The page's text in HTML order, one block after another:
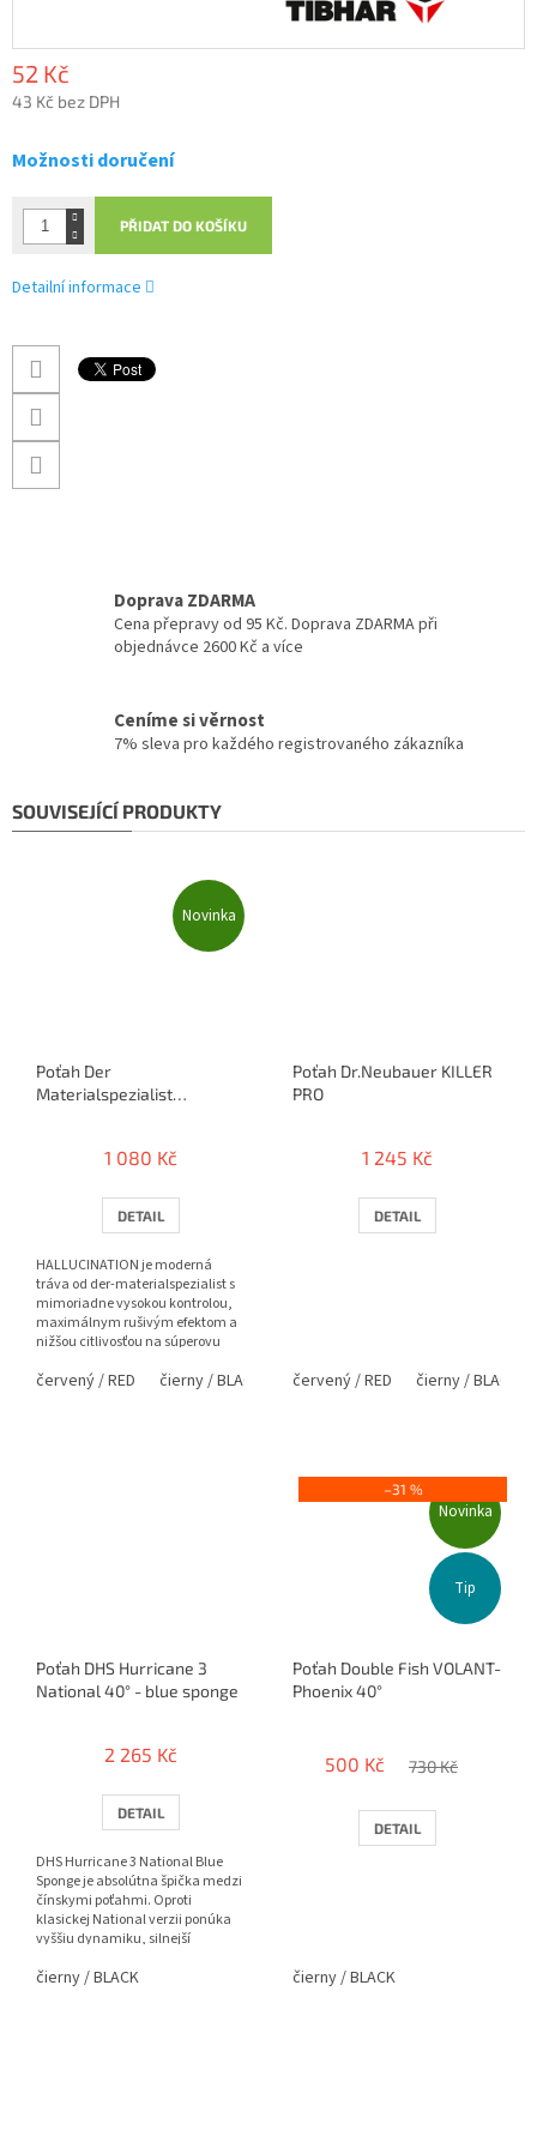
52 Kč
43 Kč bez DPH
cena:
Možnosti doručení
PŘIDAT DO KOŠÍKU
Detailní informace
Doprava ZDARMA
Cena přepravy od 95 Kč. Doprava ZDARMA při
objednávce 2600 Kč a více
Ceníme si věrnost
7% sleva pro každého registrovaného zákazníka
SOUVISEJÍCÍ PRODUKTY
Novinka
Poťah Der
Materialspezialist
1 080 Kč
DETAIL
HALLUCINATION je moderná
tráva od der-materialspezialist s
mimoriadne vysokou kontrolou,
maximálnym rušivým efektom a
nižšou citlivosťou na súperovu
červený / RED čierny / BLACK modrý / BLUE zelený / GREEN
Poťah Dr.Neubauer KILLER
PRO
1 245 Kč
DETAIL
červený / RED čierny / BLACK
Poťah DHS Hurricane 3
National 40° - blue sponge
2 265 Kč
DETAIL
DHS Hurricane 3 National Blue
Sponge je absolútna špička medzi
čínskymi poťahmi. Oproti
klasickej National verzii ponúka
vyššiu dynamiku, silnejší
čierny / BLACK
Novinka
Tip
–31 %
Poťah Double Fish VOLANT-
Phoenix 40°
produktu
4,0
z
500 Kč 730 Kč
DETAIL
čierny / BLACK